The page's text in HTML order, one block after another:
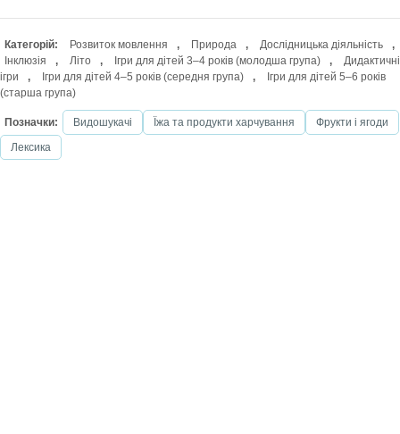
Категорій: Розвиток мовлення , Природа , Дослідницька діяльність
,
Інклюзія
, Літо , Ігри для дітей 3–4 років (молодша група) ,
Дидактичні
ігри
, Ігри для дітей 4–5 років (середня група) ,
Ігри для дітей 5–6 років
(старша група)
Позначки: Видошукачі Їжа та продукти харчування
Фрукти і ягоди
Лексика